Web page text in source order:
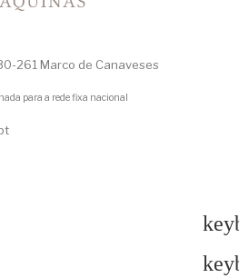
261 Marco de Canaveses
para a rede fixa nacional